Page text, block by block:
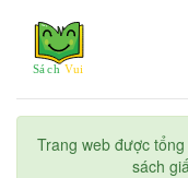
Trang web được
sách